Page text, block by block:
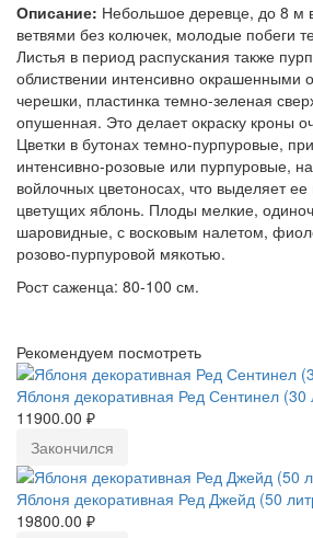
Описание: Небольшое деревце, до 8 м
ветвями без колючек, молодые побеги
Листья в период распускания также
облиствении интенсивно окрашенными
черешки, пластинка темно-зеленая
опушенная. Это делает окраску кроны
Цветки в бутонах темно-пурпуровые,
интенсивно-розовые или пурпуровые,
войлочных цветоносах, что выделяет
цветущих яблонь. Плоды мелкие,
шаровидные, с восковым налетом,
розово-пурпуровой мякотью.
Рост саженца: 80-100 см.
Рекомендуем посмотреть
Яблоня декоративная Ред Сентинел (30
11900.00 ₽
Закончился
Яблоня декоративная Ред Джейд (50
19800.00 ₽